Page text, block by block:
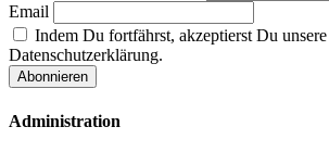
Email
Indem Du fortfährst, akzeptierst Du unsere
Datenschutzerklärung.
Administration